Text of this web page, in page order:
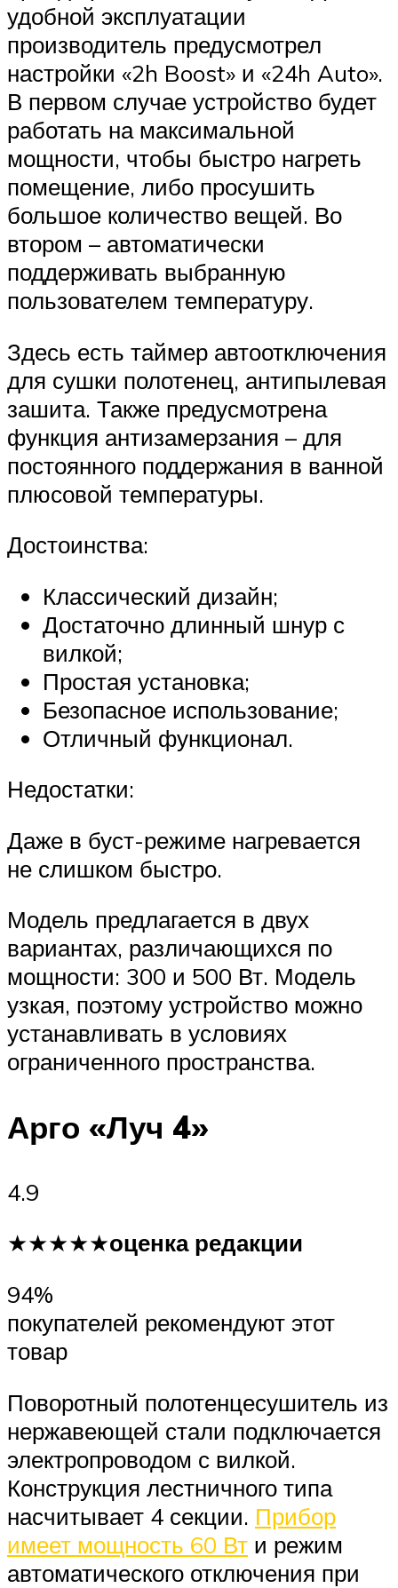
удобной эксплуатации
производитель предусмотрел
настройки «2h Boost» и «24h Auto».
В первом случае устройство будет
работать на максимальной
мощности, чтобы быстро нагреть
помещение, либо просушить
большое количество вещей. Во
втором – автоматически
поддерживать выбранную
пользователем температуру.
Здесь есть таймер автоотключения
для сушки полотенец, антипылевая
зашита. Также предусмотрена
функция антизамерзания – для
постоянного поддержания в ванной
плюсовой температуры.
Достоинства:
Классический дизайн;
Достаточно длинный шнур с
вилкой;
Простая установка;
Безопасное использование;
Отличный функционал.
Недостатки:
Даже в буст-режиме нагревается
не слишком быстро.
Модель предлагается в двух
вариантах, различающихся по
мощности: 300 и 500 Вт. Модель
узкая, поэтому устройство можно
устанавливать в условиях
ограниченного пространства.
Арго «Луч 4»
4.9
★★★★★оценка редакции
94%
покупателей рекомендуют этот
товар
Поворотный полотенцесушитель из
нержавеющей стали подключается
электропроводом с вилкой.
Конструкция лестничного типа
насчитывает 4 секции. Прибор
имеет мощность 60 Вт и режим
автоматического отключения при